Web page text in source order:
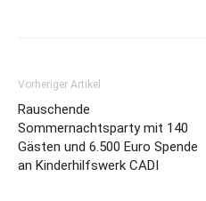
Vorheriger Artikel
Rauschende
Sommernachtsparty mit 140
Gästen und 6.500 Euro Spende
an Kinderhilfswerk CADI